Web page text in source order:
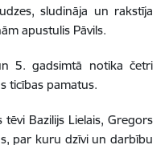
sludināja un rakstīja
apustulis Pāvils.
5. gadsimtā notika četri
ticības pamatus.
Bazilijs Lielais, Gregors
par kuru dzīvi un darbību